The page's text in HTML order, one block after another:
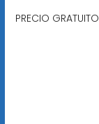
PRECIO GRATUITO